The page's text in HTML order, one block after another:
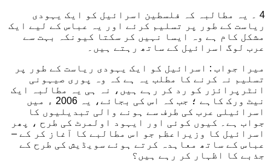
4 ۔ یہ مطالبہ کہ فلسطین اسرائیل کو ایک یہودی
ریاست کے طور پر تسلیم کرئے اور یہ عباس کے لیے ایک
مشکل کام ہے وہ ایسا نہیں کر سکتا کیونکہ بہت سے
عرب لوگ اسرائیل کے ساتھ رہتے ہیں۔
میرا جواب : اسرائیل کو ایک یہودی ریاست کے طور پر
تسلیم نہ کرنے کا مطلب یہ ہے کہ وہ پوری صیہونی
انٹرپرائزر کو رد کر رہے ہیں، نہ ہی یہ مطالبہ ایک
نیٹ ورک کاہے ؛ جب کہ اس کی بجائے، یہ 2006 ء میں
اسرائیلی عرب کی طرف سے ہونے والی تبدیلیوں کا
جواب ہے۔ کیوں کوئی اور ایہود اولمرٹ کی طرح ، پھر
اسرائیل کا وزیراعظم جو اس مطالبے کا آغاز کر کے –
عباس کے ساتھ معاہدہ کرتے ہوئے سویڈیش کی طرح کے
جذبے کا اظہار کر رہے ہیں؟